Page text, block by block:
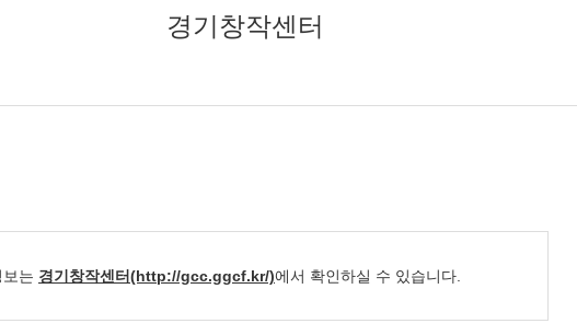
경기창작센터
는 경기창작센터(http://gcc.ggcf.kr/)에서 확인하실 수 있습니다.